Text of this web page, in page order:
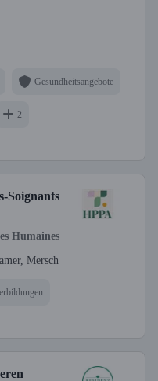
Gesundheitsangebote
2
Soignants
Humaines
Mersch